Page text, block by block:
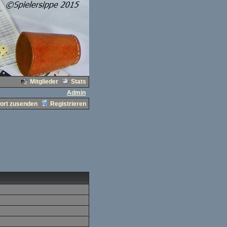
Mitglieder
Stats
Admin
zusenden Registrieren